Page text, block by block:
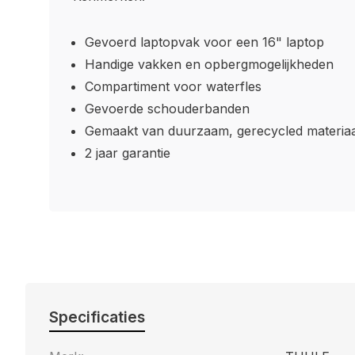
Gevoerd laptopvak voor een 16" laptop
Handige vakken en opbergmogelijkheden
Compartiment voor waterfles
Gevoerde schouderbanden
Gemaakt van duurzaam, gerecycled
2 jaar garantie
Specificaties